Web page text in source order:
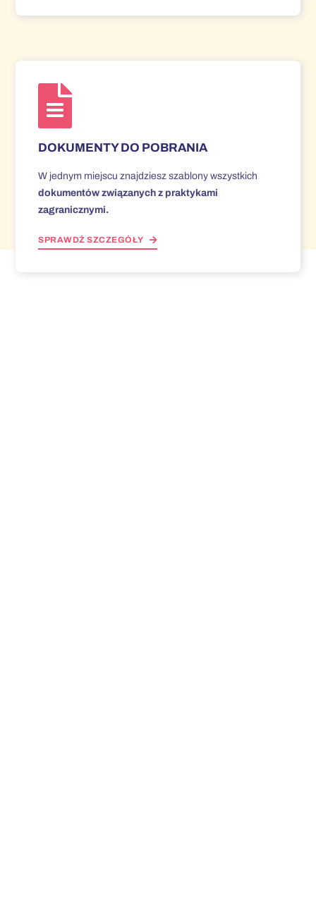
DOKUMENTY DO POBRANIA
W jednym miejscu znajdziesz szablony wszystkich
dokumentów związanych z praktykami
zagranicznymi.
SPRAWDŹ SZCZEGÓŁY